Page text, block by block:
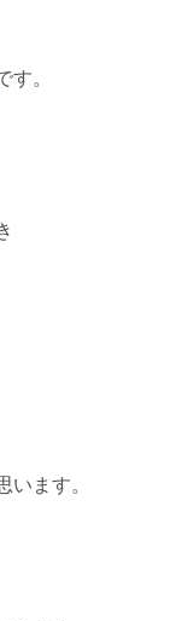
す。
ます。